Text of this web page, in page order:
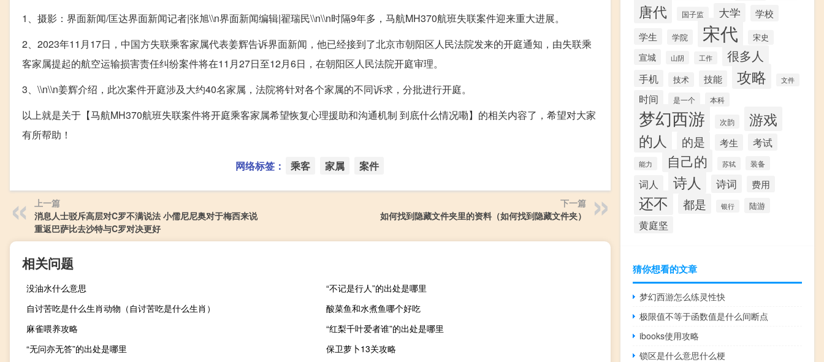
1、摄影：界面新闻/匡达界面新闻记者|张旭\\n界面新闻编辑|翟瑞民\\n​\\n​时隔9年多，马航MH370航班失联案件迎来重大进展。
2、2023年11月17日，中国方失联乘客家属代表姜辉告诉界面新闻，他已经接到了北京市朝阳区人民法院发来的开庭通知，由失联乘
客家属提起的航空运输损害责任纠纷案件将在11月27日至12月6日，在朝阳区人民法院开庭审理。
3、\\n​\\n姜辉介绍，此次案件开庭涉及大约40名家属，法院将针对各个家属的不同诉求，分批进行开庭。
以上就是关于【马航MH370航班失联案件将开庭乘客家属希望恢复心理援助和沟通机制 到底什么情况嘞】的相关内容了，希望对大家
有所帮助！
网络标签： 乘客 家属 案件
上一篇
消息人士驳斥高层对C罗不满说法 小儒尼尼奥对于梅西来说
重返巴萨比去沙特与C罗对决更好
下一篇
如何找到隐藏文件夹里的资料（如何找到隐藏文件夹）
相关问题
没油水什么意思
“不记是行人”的出处是哪里
自讨苦吃是什么生肖动物（自讨苦吃是什么生肖）
酸菜鱼和水煮鱼哪个好吃
麻雀喂养攻略
“红梨千叶爱者谁”的出处是哪里
“无问亦无答”的出处是哪里
保卫萝卜13关攻略
唐代 国子监 大学
学校
学生
学院 宋代 宋史
宣城 山阴 工作 很多人
手机 技术 技能 攻略 文件
时间 是一个 本科
梦幻西游 次韵
游戏
的人
的是 考生 考试
能力 自己的 苏轼 装备
词人 诗人 诗词 费用
还不 都是 银行 陆游
黄庭坚
猜你想看的文章
梦幻西游怎么练灵性快
极限值不等于函数值是什么间断点
ibooks使用攻略
锁区是什么意思什么梗